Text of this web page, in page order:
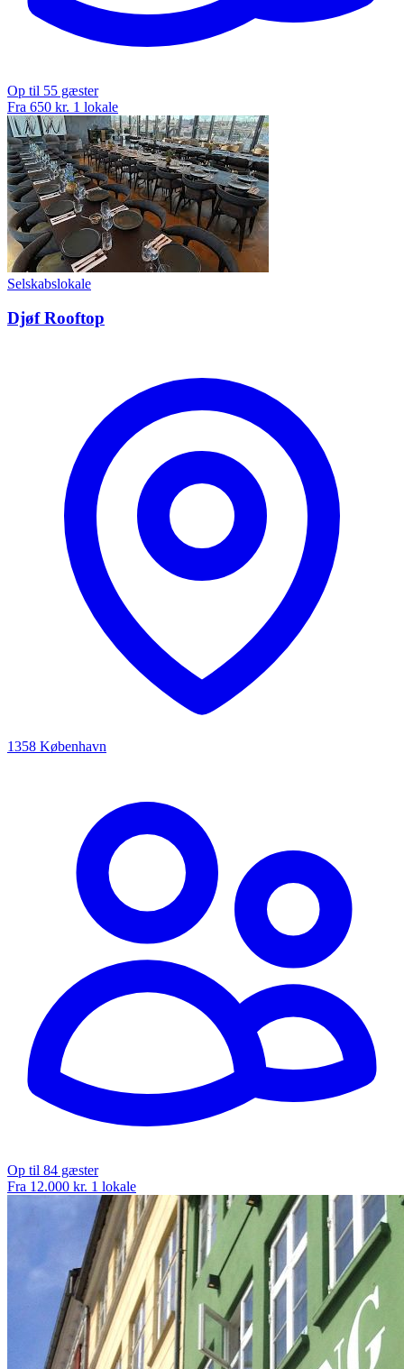
Op til 55 gæster
Fra 650 kr. 1 lokale
Selskabslokale
Djøf Rooftop
1358 København
Op til 84 gæster
Fra 12.000 kr. 1 lokale